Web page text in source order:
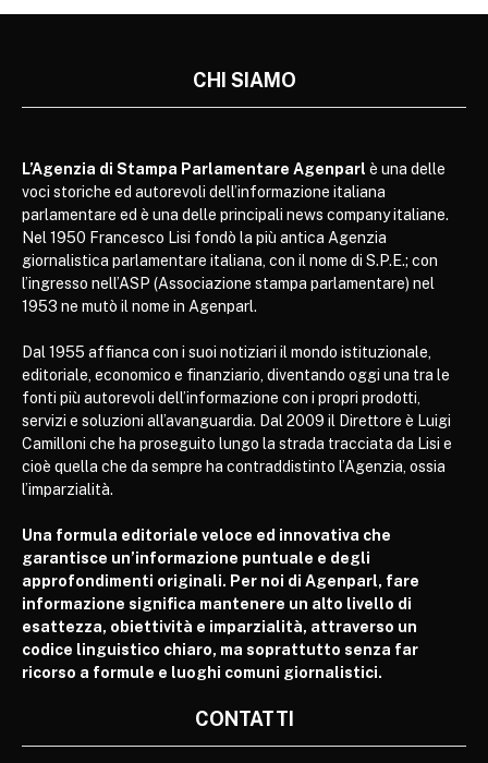
CHI SIAMO
L’Agenzia di Stampa Parlamentare Agenparl è una delle
voci storiche ed autorevoli dell’informazione italiana
parlamentare ed è una delle principali news company italiane.
Nel 1950 Francesco Lisi fondò la più antica Agenzia
giornalistica parlamentare italiana, con il nome di S.P.E.; con
l’ingresso nell’ASP (Associazione stampa parlamentare) nel
1953 ne mutò il nome in Agenparl.
Dal 1955 affianca con i suoi notiziari il mondo istituzionale,
editoriale, economico e finanziario, diventando oggi una tra le
fonti più autorevoli dell’informazione con i propri prodotti,
servizi e soluzioni all’avanguardia. Dal 2009 il Direttore è Luigi
Camilloni che ha proseguito lungo la strada tracciata da Lisi e
cioè quella che da sempre ha contraddistinto l’Agenzia, ossia
l’imparzialità.
Una formula editoriale veloce ed innovativa che
garantisce un’informazione puntuale e degli
approfondimenti originali. Per noi di Agenparl, fare
informazione significa mantenere un alto livello di
esattezza, obiettività e imparzialità, attraverso un
codice linguistico chiaro, ma soprattutto senza far
ricorso a formule e luoghi comuni giornalistici.
CONTATTI